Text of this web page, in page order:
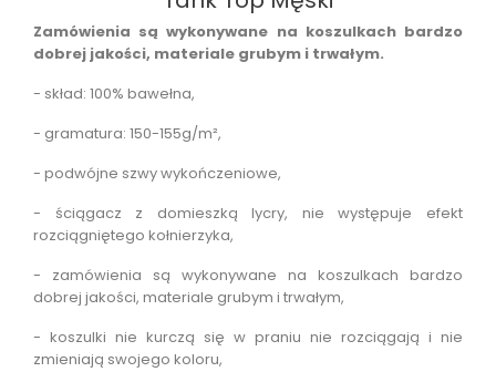
Zamówienia są wykonywane na koszulkach bardzo
dobrej jakości, materiale grubym i trwałym.
- skład: 100% bawełna,
- gramatura: 150-155g/m²,
- podwójne szwy wykończeniowe,
- ściągacz z domieszką lycry, nie występuje efekt
rozciągniętego kołnierzyka,
- zamówienia są wykonywane na koszulkach bardzo
dobrej jakości, materiale grubym i trwałym,
- koszulki nie kurczą się w praniu nie rozciągają i nie
zmieniają swojego koloru,